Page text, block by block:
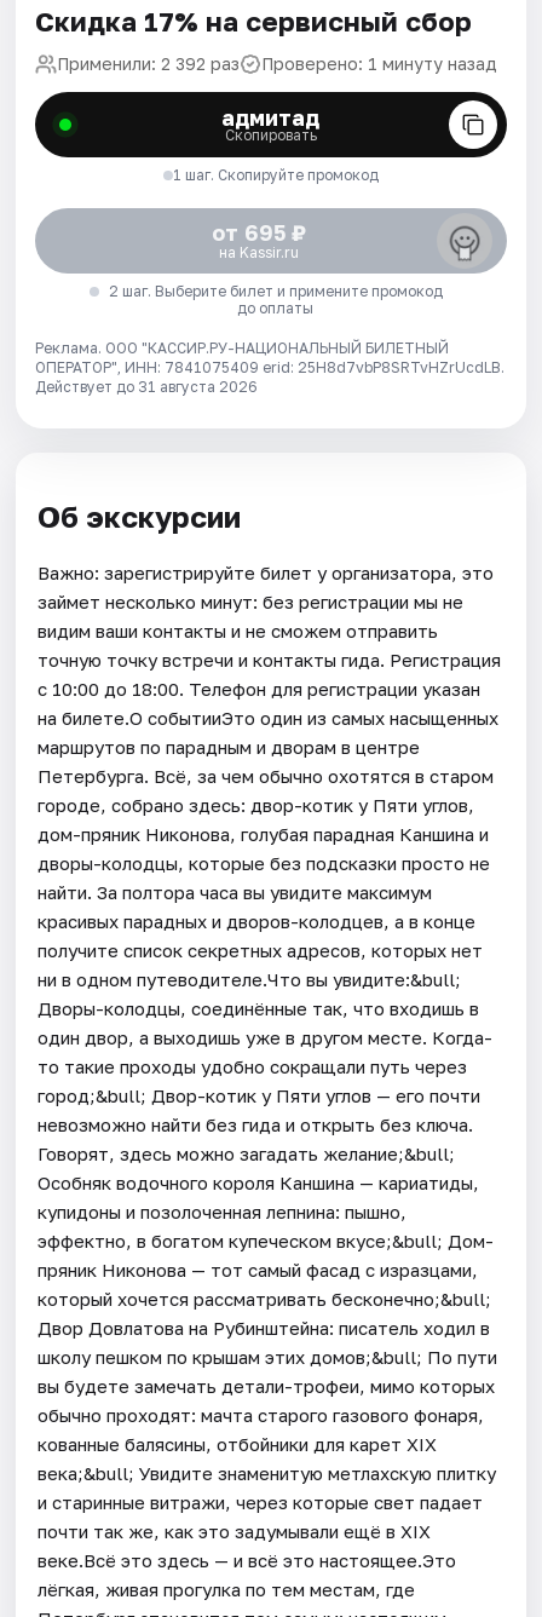
Скидка 17% на сервисный сбор
Применили: 2 392 раз Проверено: 1 минуту назад
адмитад
Скопировать
1 шаг. Скопируйте промокод
от 695 ₽
на Kassir.ru
2 шаг. Выберите билет и примените промокод
до оплаты
Реклама. ООО "КАССИР.РУ-НАЦИОНАЛЬНЫЙ БИЛЕТНЫЙ
ОПЕРАТОР", ИНН: 7841075409 erid: 25H8d7vbP8SRTvHZrUcdLB.
Действует до 31 августа 2026
Об экскурсии
Важно: зарегистрируйте билет у организатора, это
займет несколько минут: без регистрации мы не
видим ваши контакты и не сможем отправить
точную точку встречи и контакты гида. Регистрация
с 10:00 до 18:00. Телефон для регистрации указан
на билете.О событииЭто один из самых насыщенных
маршрутов по парадным и дворам в центре
Петербурга. Всё, за чем обычно охотятся в старом
городе, собрано здесь: двор-котик у Пяти углов,
дом-пряник Никонова, голубая парадная Каншина и
дворы-колодцы, которые без подсказки просто не
найти. За полтора часа вы увидите максимум
красивых парадных и дворов-колодцев, а в конце
получите список секретных адресов, которых нет
ни в одном путеводителе.Что вы увидите:&bull;
Дворы-колодцы, соединённые так, что входишь в
один двор, а выходишь уже в другом месте. Когда-
то такие проходы удобно сокращали путь через
город;&bull; Двор-котик у Пяти углов — его почти
невозможно найти без гида и открыть без ключа.
Говорят, здесь можно загадать желание;&bull;
Особняк водочного короля Каншина — кариатиды,
купидоны и позолоченная лепнина: пышно,
эффектно, в богатом купеческом вкусе;&bull; Дом-
пряник Никонова — тот самый фасад с изразцами,
который хочется рассматривать бесконечно;&bull;
Двор Довлатова на Рубинштейна: писатель ходил в
школу пешком по крышам этих домов;&bull; По пути
вы будете замечать детали-трофеи, мимо которых
обычно проходят: мачта старого газового фонаря,
кованные балясины, отбойники для карет XIX
века;&bull; Увидите знаменитую метлахскую плитку
и старинные витражи, через которые свет падает
почти так же, как это задумывали ещё в XIX
веке.Всё это здесь — и всё это настоящее.Это
лёгкая, живая прогулка по тем местам, где